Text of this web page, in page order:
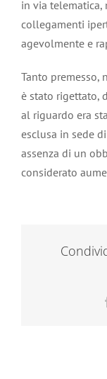
in via
collegamenti
agevolmente e
Tanto premesso,
è stato rigettato,
al riguardo era
esclusa in sede
assenza di un
considerato